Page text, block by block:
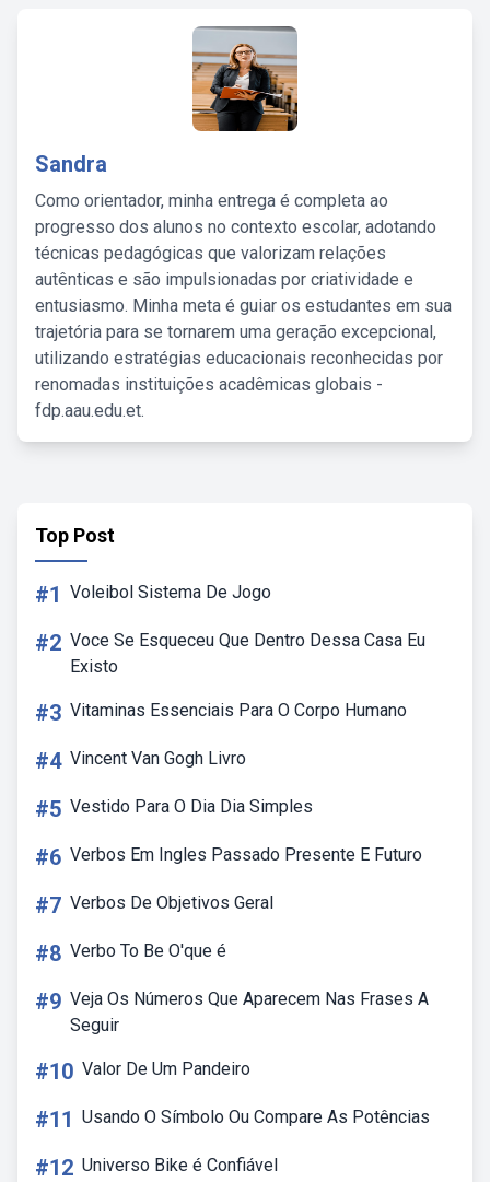
Sandra
Como orientador, minha entrega é completa ao
progresso dos alunos no contexto escolar, adotando
técnicas pedagógicas que valorizam relações
autênticas e são impulsionadas por criatividade e
entusiasmo. Minha meta é guiar os estudantes em sua
trajetória para se tornarem uma geração excepcional,
utilizando estratégias educacionais reconhecidas por
renomadas instituições acadêmicas globais -
fdp.aau.edu.et.
Top Post
#1 Voleibol Sistema De Jogo
#2 Voce Se Esqueceu Que Dentro Dessa Casa Eu
Existo
#3 Vitaminas Essenciais Para O Corpo Humano
#4 Vincent Van Gogh Livro
#5 Vestido Para O Dia Dia Simples
#6 Verbos Em Ingles Passado Presente E Futuro
#7 Verbos De Objetivos Geral
#8 Verbo To Be O'que é
#9 Veja Os Números Que Aparecem Nas Frases A
Seguir
#10 Valor De Um Pandeiro
#11 Usando O Símbolo Ou Compare As Potências
#12 Universo Bike é Confiável